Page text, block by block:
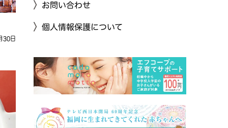
30日
お問い合わせ
個人情報保護について